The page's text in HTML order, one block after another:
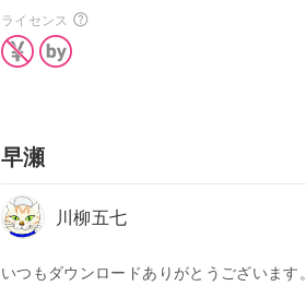
ライセンス
早瀬
川柳五七
いつもダウンロードありがとうございます。